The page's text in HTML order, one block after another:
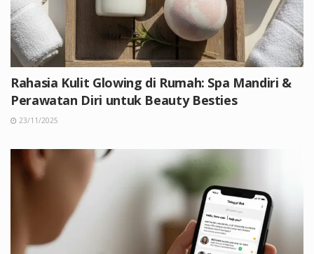
Rahasia Kulit Glowing di Rumah: Spa Mandiri &
Perawatan Diri untuk Beauty Besties
23/11/2025